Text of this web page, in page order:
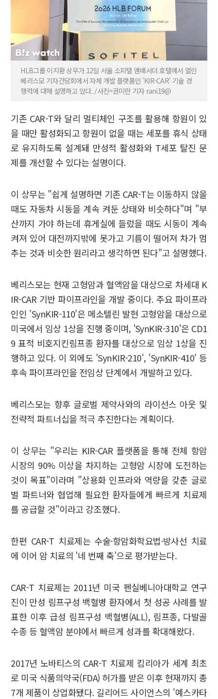
HLB그룹 이지환 상무가 12일 서울 소피텔 앰배서더 호텔에서 열린
베리스모 기자간담회에서 자체 개발 플랫폼인 'KIR-CAR' 기술 경
쟁력에 대해 설명하고 있다. /사진=권미란 기자 rani19@
기존 CAR-T와 달리 멀티체인 구조를 활용해 항원이 있
을 때만 활성화되고 항원이 없을 때는 세포를 휴식 상태
로 유지하도록 설계돼 만성적 활성화와 T세포 탈진 문
제를 개선할 수 있다는 설명이다.
이 상무는 "쉽게 설명하면 기존 CAR-T는 이동하지 않을
때도 자동차 시동을 계속 켜둔 상태와 비슷하다"며 "부
산까지 가야 하는데 휴게실에 들렀을 때도 시동이 계속
켜져 있어 대전까지밖에 못가고 기름이 떨어져 차가 멈
추는 것과 비슷한 원리라고 생각하면 된다"고 설명했다.
베리스모는 현재 고형암과 혈액암을 대상으로 차세대 K
IR-CAR 기반 파이프라인을 개발 중이다. 주요 파이프라
인인 'SynKIR-110'은 메소텔린 발현 고형암을 대상으로
미국에서 임상 1상을 진행 중이며, 'SynKIR-310'은 CD1
9 표적 비호지킨림프종 환자를 대상으로 임상 1상을 진
행하고 있다. 이 외에도 'SynKIR-210', 'SynKIR-410' 등
후속 파이프라인을 전임상 단계에서 개발하고 있다.
베리스모는 향후 글로벌 제약사와의 라이선스 아웃 및
전략적 파트너십을 적극 추진한다는 계획이다.
이 상무는 "우리는 KIR-CAR 플랫폼을 통해 전체 항암
시장의 90% 이상을 차지하는 고형암 시장에 도전하는
것이 목표"이라며 "상용화 인프라와 역량을 갖춘 글로
벌 파트너와 협업해 필요한 환자들에게 빠르게 치료제
를 공급할 것"이라고 강조했다.
한편 CAR-T 치료제는 수술·항암화학요법·방사선 치료
에 이어 암 치료의 '네 번째 축'으로 평가받는다.
CAR-T 치료제는 2011년 미국 펜실베니아대학교 연구
진이 만성 림프구성 백혈병 환자에서 첫 성공 사례를 발
표한 이후 급성 림프구성 백혈병(ALL), 림프종, 다발골
수종 등 혈액암 분야에서 빠르게 성과를 확대해왔다.
2017년 노바티스의 CAR-T 치료제 킴리아가 세계 최초
로 미국 식품의약국(FDA) 허가를 받은 이후 현재까지 총
7개 제품이 상업화됐다. 길리어드 사이언스의 '예스카타